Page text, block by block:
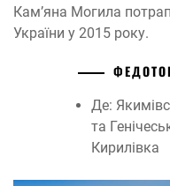
Кам’яна Могила
України у 2015 року.
Де:
та
Кирилівка